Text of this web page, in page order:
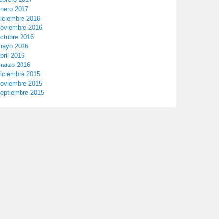
2017
2016
2016
2016
2016
2016
2016
2015
2015
2015